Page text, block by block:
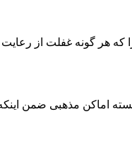
هر گونه غفلت از رعایت
اماکن مذهبی ضمن اینکه